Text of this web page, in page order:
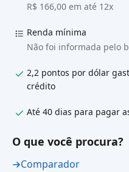
R$ 166,00 em até 12x
Renda mínima
Não foi informada pelo
2,2 pontos por dólar
crédito
Até 40 dias para pagar
O que você procura?
Comparador